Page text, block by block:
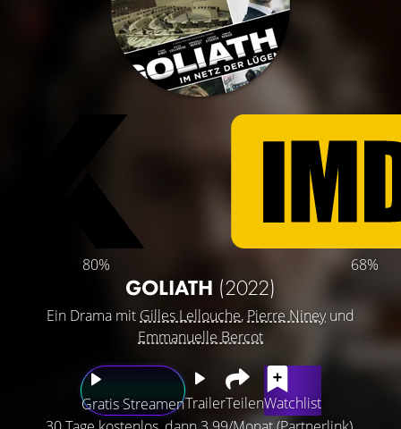
80% 68%
GOLIATH (2022)
Ein Drama mit Gilles Lellouche, Pierre Nineyund
Emmanuelle Bercot
Gratis StreamenTrailerTeilenWatchlist